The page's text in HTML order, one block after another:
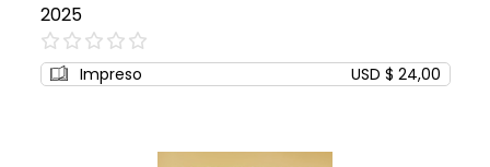
2025
0%
Impreso USD $ 24,00